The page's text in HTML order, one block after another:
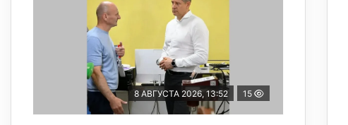
8 АВГУСТА 2026, 13:52 15